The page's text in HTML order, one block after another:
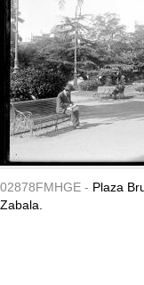
02878FMHGE - Plaza
Zabala.